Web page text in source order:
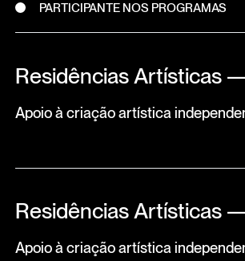
PARTICIPANTE NOS PROGRAMAS
Residências Artísticas
Apoio à criação artística
Residências Artísticas
Apoio à criação artística